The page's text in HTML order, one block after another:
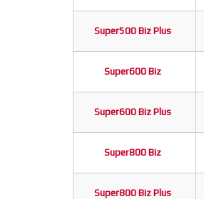
Super500 Biz Plus
Super600 Biz
Super600 Biz Plus
Super800 Biz
Super800 Biz Plus